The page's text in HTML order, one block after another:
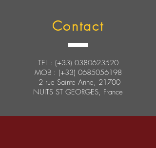
Contact
TEL : (+33) 0380623520
MOB : (+33) 0685056198
2 rue Sainte Anne, 21700
NUITS ST GEORGES, France